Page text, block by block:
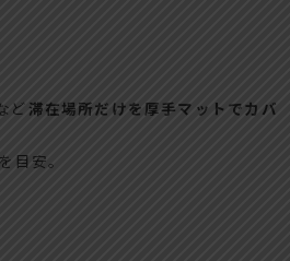
ど 滞在場所だけを厚手マットでカバ
安。